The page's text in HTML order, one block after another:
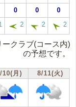
0 0 0
2 2 2
クラブ(コース内)
の予想です。
10(月) 8/11(火)